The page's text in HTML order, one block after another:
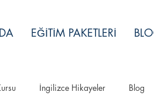
EĞİTİM PAKETLERİ
İngilizce Hikayeler Blog